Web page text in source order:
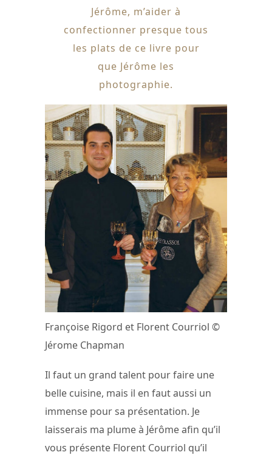
Jérôme, m’aider à
confectionner presque tous
les plats de ce livre pour
que Jérôme les
photographie.
Françoise Rigord et Florent Courriol ©
Jérome Chapman
Il faut un grand talent pour faire une
belle cuisine, mais il en faut aussi un
immense pour sa présentation. Je
laisserais ma plume à Jérôme afin qu’il
vous présente Florent Courriol qu’il